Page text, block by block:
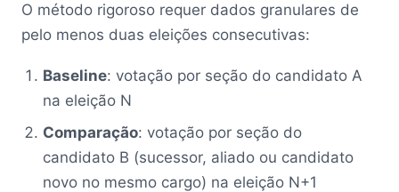
O método rigoroso requer dados granulares de
pelo menos duas eleições consecutivas:
Baseline: votação por seção do candidato A
na eleição N
Comparação: votação por seção do
candidato B (sucessor, aliado ou candidato
novo no mesmo cargo) na eleição N+1